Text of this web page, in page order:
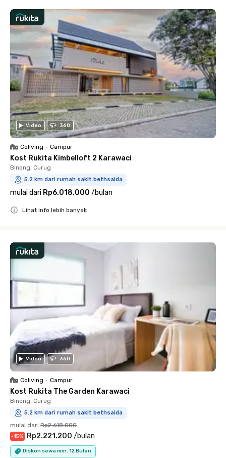
Video 360
Coliving • Campur
Kost Rukita Kimbelloft 2 Karawaci
Binong, Curug
5.2 km dari rumah sakit bethsaida
mulai dari Rp6.018.000 /bulan
Lihat info lebih banyak
Video 360
Coliving • Campur
Kost Rukita The Garden Karawaci
Binong, Curug
5.2 km dari rumah sakit bethsaida
mulai dari Rp2.618.000
-15% Rp2.221.200 /bulan
Diskon sewa min. 12 Bulan